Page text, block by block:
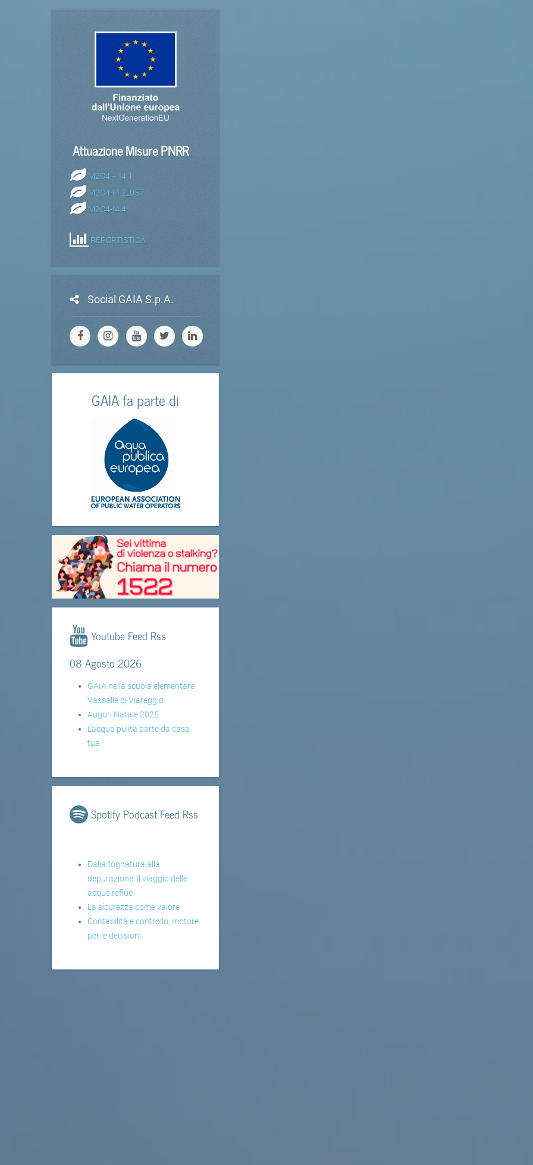
Attuazione Misure PNRR
M2C4 – I4.1
M2C4-I4.2_057
M2C4-I4.4
REPORTISTICA
Social GAIA S.p.A.
GAIA fa parte di
Youtube Feed Rss
08 Agosto 2026
GAIA nella scuola elementare
Vassalle di Viareggio
Auguri Natale 2025
L'acqua pulita parte da casa
tua
Spotify Podcast Feed Rss
Dalla fognatura alla
depurazione, il viaggio delle
acque reflue
La sicurezza come valore
Contabilità e controllo, motore
per le decisioni